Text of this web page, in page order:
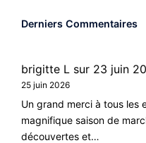
Derniers Commentaires
brigitte L sur 23 juin
25 juin 2026
Un grand merci à tous les
magnifique saison de
découvertes et…